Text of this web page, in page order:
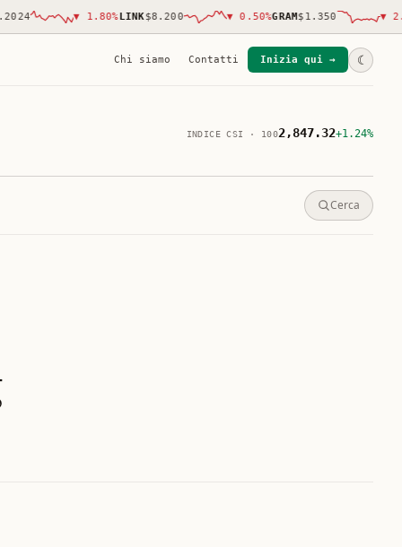
▼ 1.80% LINK$8.200 ▼ 0.50% GRAM$1.350 ▼ 2.00
Chi siamo Contatti Inizia qui → ☾
INDICE CSI · 1002,847.32+1.24%
Cerca